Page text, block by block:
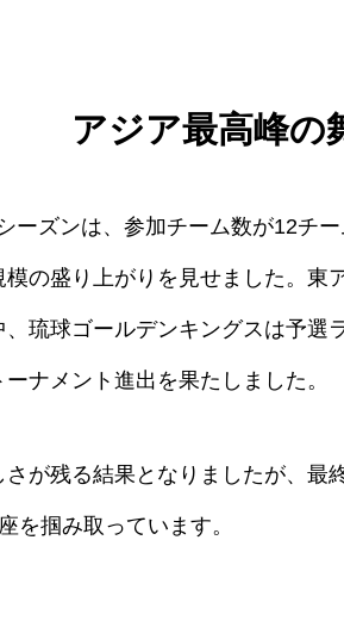
アジア最高峰の
ーズンは、参加チーム数が12チ
模の盛り上がりを見せました。東
、琉球ゴールデンキングスは予選
ナメント進出を果たしました。
が残る結果となりましたが、最
を掴み取っています。